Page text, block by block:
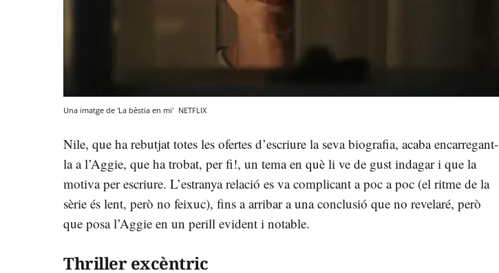
Una imatge de 'La bèstia en mi' NETFLIX
Nile, que ha rebutjat totes les ofertes d’escriure la seva biografia, acaba encarregant-
la a l’Aggie, que ha trobat, per fi!, un tema en què li ve de gust indagar i que la
motiva per escriure. L’estranya relació es va complicant a poc a poc (el ritme de la
sèrie és lent, però no feixuc), fins a arribar a una conclusió que no revelaré, però
que posa l’Aggie en un perill evident i notable.
Thriller excèntric